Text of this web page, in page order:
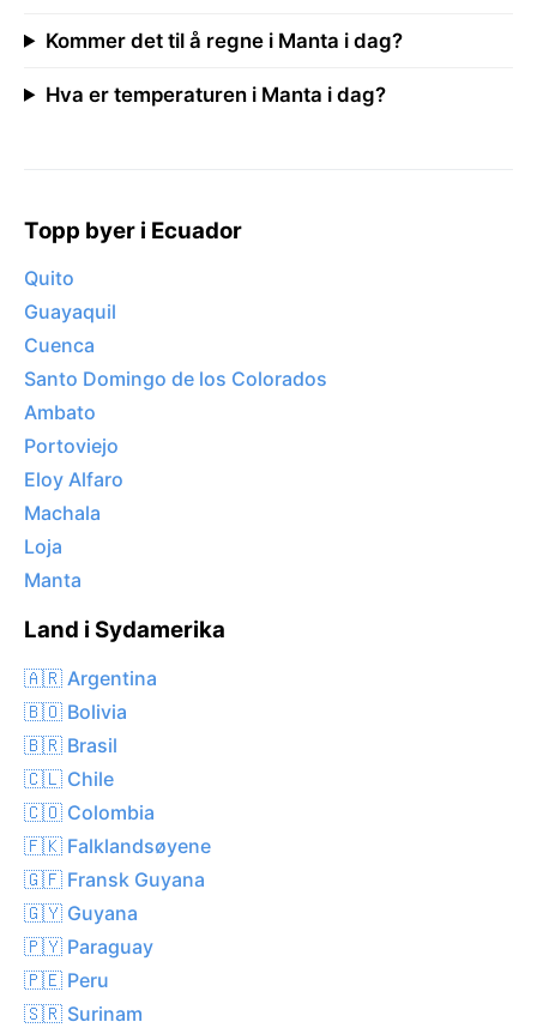
Kommer det til å regne i Manta i dag?
Hva er temperaturen i Manta i dag?
Topp byer i Ecuador
Quito
Guayaquil
Cuenca
Santo Domingo de los Colorados
Ambato
Portoviejo
Eloy Alfaro
Machala
Loja
Manta
Land i Sydamerika
🇦🇷 Argentina
🇧🇴 Bolivia
🇧🇷 Brasil
🇨🇱 Chile
🇨🇴 Colombia
🇫🇰 Falklandsøyene
🇬🇫 Fransk Guyana
🇬🇾 Guyana
🇵🇾 Paraguay
🇵🇪 Peru
🇸🇷 Surinam